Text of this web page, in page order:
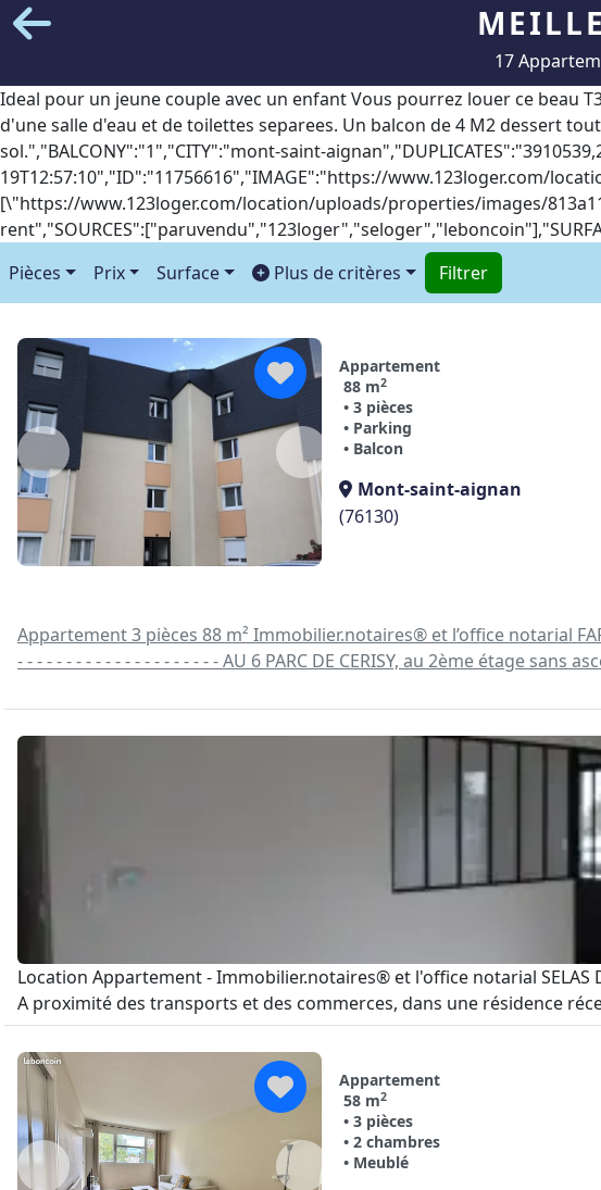
17
Ideal pour un jeune couple avec un enfant Vous pourrez louer ce beau
d'une salle d'eau et de toilettes separees. Un balcon de 4 M2 dessert
sol.","BALCONY":"1","CITY":"mont-saint-
19T12:57:10","ID":"11756616","IMAGE":"https://www.123loger.com/
[\"https://www.123loger.com/location/uploads/properties/images/
Pièces
Prix Surface Plus de critères Filtrer
Appartement
88 m2
• 3 pièces
• Parking
• Balcon
Mont-saint-aignan
(76130)
Appartement 3 pièces 88 m² Immobilier.notaires® et l’office notarial
- - - - - - - - - - - - - - - - - - - - - AU 6 PARC DE CERISY, au 2ème étage
Location Appartement - Immobilier.notaires® et l'office notarial SELAS
A proximité des transports et des commerces, dans une résidence
Appartement
58 m2
• 3 pièces
• 2 chambres
• Meublé